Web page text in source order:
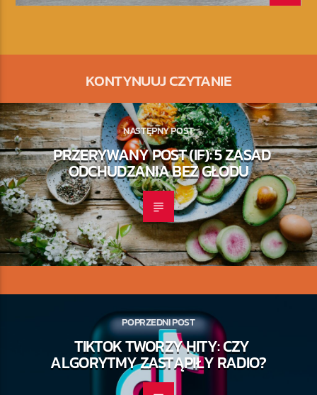
KONTYNUUJ CZYTANIE
NASTĘPNY POST
PRZERYWANY POST (IF): 5 ZASAD
ODCHUDZANIA BEZ GŁODU
POPRZEDNI POST
TIKTOK TWORZY HITY: CZY
ALGORYTMY ZASTĄPIŁY RADIO?